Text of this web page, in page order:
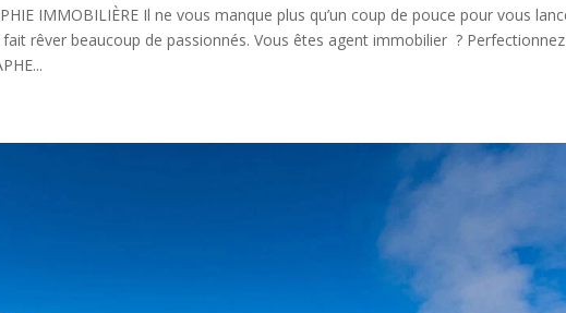
IMMOBILIÈRE Il ne vous manque plus qu’un coup de pouce pour vous
rêver beaucoup de passionnés. Vous êtes agent immobilier ?